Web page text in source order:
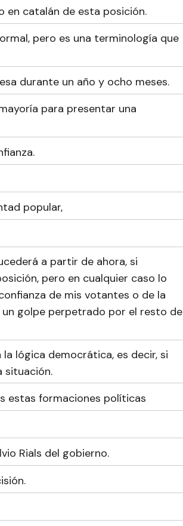
en catalán de esta posición.
pero es una terminología que
durante un año y ocho meses.
para presentar una
popular,
a partir de ahora, si
pero en cualquier caso lo
de mis votantes o de la
golpe perpetrado por el resto de
lógica democrática, es decir, si
situación.
estas formaciones políticas
Rials del gobierno.